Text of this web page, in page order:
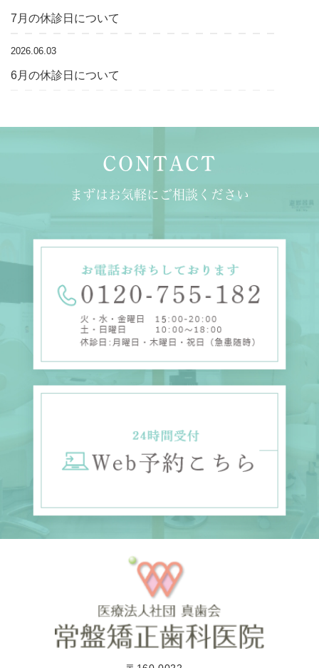
7月の休診日について
2026.06.03
6月の休診日について
CONTACT
まずはお気軽にご相談ください